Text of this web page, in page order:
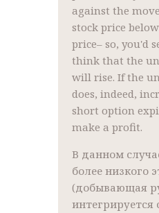
against the
stock price
price– so, you'd
think that the
will rise. If the
does, indeed,
short option
make a profit.
В данном
более низкого
(добывающая
интегрируется